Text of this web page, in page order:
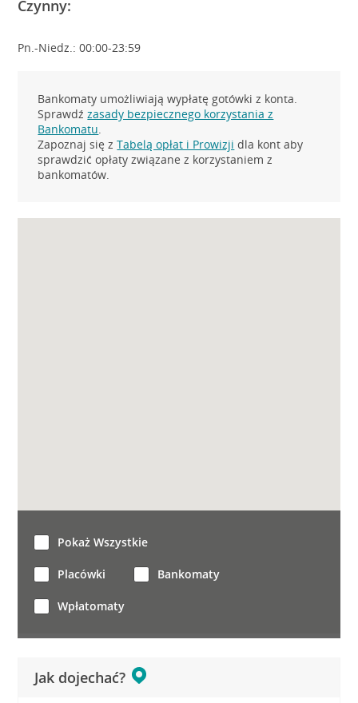
Czynny:
Pn.-Niedz.: 00:00-23:59
Bankomaty umożliwiają wypłatę gotówki z konta.
Sprawdźzasady bezpiecznego korzystania z
Bankomatu.
Zapoznaj się zTabelą opłat i Prowizji dla kont aby
sprawdzić opłaty związane z korzystaniem z
bankomatów.
Jak dojechać?
Pokaż Wszystkie
Placówki Bankomaty
Wpłatomaty